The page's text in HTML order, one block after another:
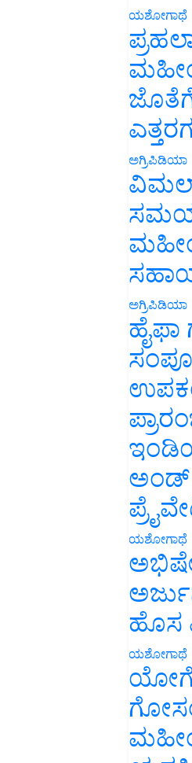
ಯಶೋಗಾಥೆ
ಅಗ್ರಿಪಿಡಿಯಾ
ವಿಮಲ್
ಅಗ್ರಿಪಿಡಿಯಾ
ಹೈಫಾ
ಅಂಡ್
ಯಶೋಗಾಥೆ
ಹೊಸ
ಯಶೋಗಾಥೆ